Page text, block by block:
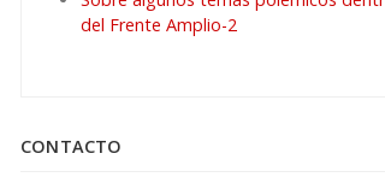
del Frente Amplio-2
CONTACTO